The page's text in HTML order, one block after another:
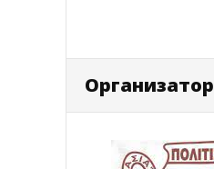
Oрганизатор